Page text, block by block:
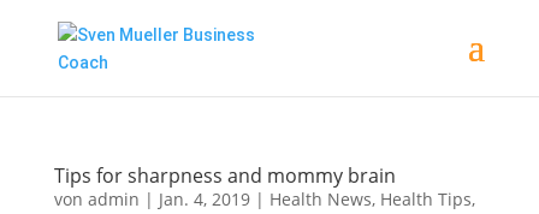
Tips for sharpness and mommy brain
von admin | Jan. 4, 2019| Health News, Health Tips,